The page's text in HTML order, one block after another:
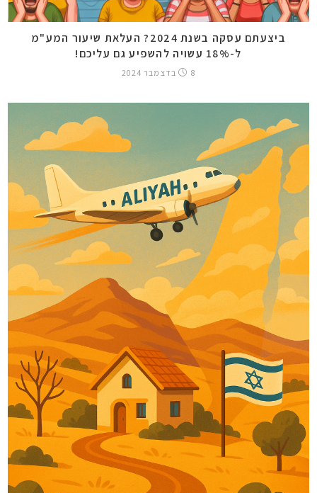
ביצעתם עסקה בשנת 2024? העלאת שיעור המע"מ
ל-18% עשויה להשפיע גם עליכם!
8 בדצמבר 2024